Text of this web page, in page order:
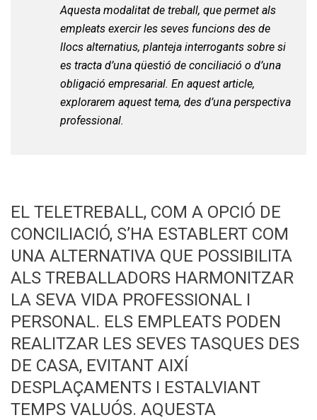
Aquesta modalitat de treball, que permet als
empleats exercir les seves funcions des de
llocs alternatius, planteja interrogants sobre si
es tracta d’una qüestió de conciliació o d’una
obligació empresarial. En aquest article,
explorarem aquest tema, des d’una perspectiva
professional.
EL TELETREBALL, COM A OPCIÓ DE
CONCILIACIÓ, S’HA ESTABLERT COM
UNA ALTERNATIVA QUE POSSIBILITA
ALS TREBALLADORS HARMONITZAR
LA SEVA VIDA PROFESSIONAL I
PERSONAL. ELS EMPLEATS PODEN
REALITZAR LES SEVES TASQUES DES
DE CASA, EVITANT AIXÍ
DESPLAÇAMENTS I ESTALVIANT
TEMPS VALUÓS. AQUESTA